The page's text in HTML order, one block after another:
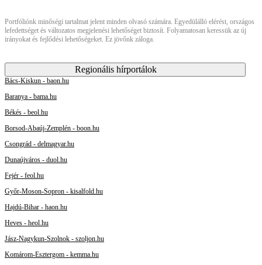
Portfóliónk minőségi tartalmat jelent minden olvasó számára. Egyedülálló elérést, országos
lefedettséget és változatos megjelenési lehetőséget biztosít. Folyamatosan keressük az új
irányokat és fejlődési lehetőségeket. Ez jövőnk záloga.
Regionális hírportálok
Bács-Kiskun - baon.hu
Baranya - bama.hu
Békés - beol.hu
Borsod-Abaúj-Zemplén - boon.hu
Csongrád - delmagyar.hu
Dunaújváros - duol.hu
Fejér - feol.hu
Győr-Moson-Sopron - kisalfold.hu
Hajdú-Bihar - haon.hu
Heves - heol.hu
Jász-Nagykun-Szolnok - szoljon.hu
Komárom-Esztergom - kemma.hu